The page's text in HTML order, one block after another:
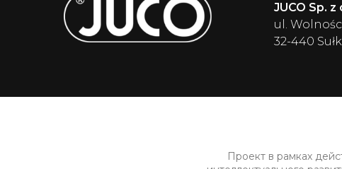
JUCO Sp. z
ul.
32-440
Проект в рамках